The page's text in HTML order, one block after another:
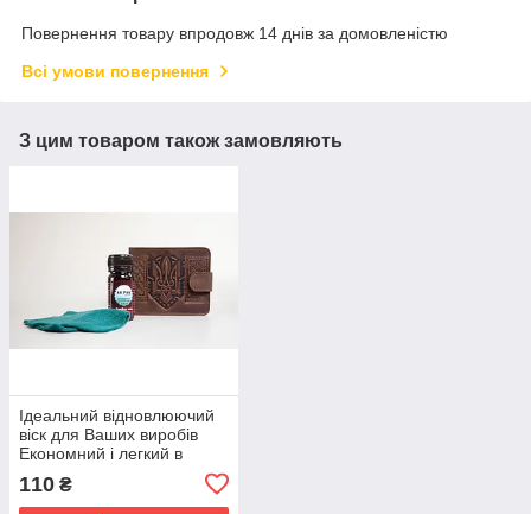
Повернення товару впродовж 14 днів за домовленістю
Всі умови повернення
З цим товаром також замовляють
Ідеальний відновлюючий
віск для Ваших виробів
Економний і легкий в
110 ₴